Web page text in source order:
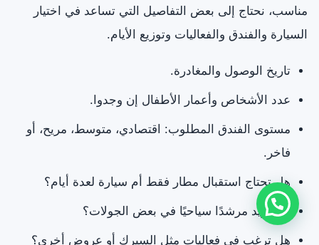
مناسب، نحتاج إلى بعض التفاصيل التي تساعد في اختيار
السيارة والفندق والفعاليات وتوزيع الأيام.
تاريخ الوصول والمغادرة.
عدد الأشخاص وأعمار الأطفال إن وجدوا.
مستوى الفندق المطلوب: اقتصادي، متوسط، مريح، أو
فاخر.
هل تحتاج استقبال مطار فقط أم سيارة لعدة أيام؟
هل تريد مرشدًا سياحيًا في بعض الجولات؟
هل ترغب في فعاليات مثل السيرك أو عروض أخرى؟